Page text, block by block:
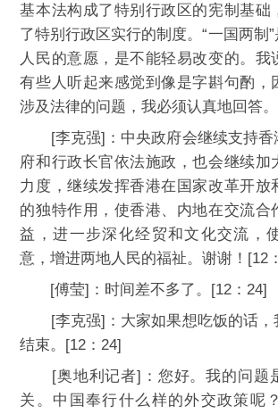
基本法构成了特别行政区的宪制基础
了特别行政区实行的制度。“一国两制
人民的意愿，是不能轻易改变的。我
有些人听起来感觉到像是字斟句酌，
涉及法律的问题，我必须认真地回答
[李克强]：中央政府会继续支持香
府和行政长官依法施政，也会继续加
力度，继续发挥香港在国家改革开放
的独特作用，使香港、内地在交流合
益，进一步深化经贸和文化交流，
意，增进两地人民的福祉。谢谢！[12
[傅莹]：时间差不多了。[12：24]
[李克强]：大家如果想吃饭的话，
结束。[12：24]
[奥地利记者]：您好。我的问题
关。中国奉行什么样的外交政策呢